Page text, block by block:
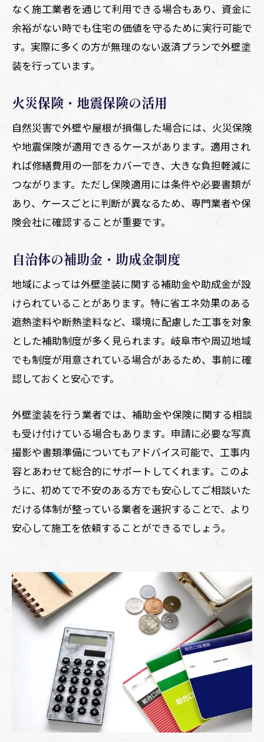
なく施工業者を通じて利用できる場合もあり、資金に
余裕がない時でも住宅の価値を守るために実行可能で
す。実際に多くの方が無理のない返済プランで外壁塗
装を行っています。
火災保険・地震保険の活用
自然災害で外壁や屋根が損傷した場合には、火災保険
や地震保険が適用できるケースがあります。適用され
れば修繕費用の一部をカバーでき、大きな負担軽減に
つながります。ただし保険適用には条件や必要書類が
あり、ケースごとに判断が異なるため、専門業者や保
険会社に確認することが重要です。
自治体の補助金・助成金制度
地域によっては外壁塗装に関する補助金や助成金が設
けられていることがあります。特に省エネ効果のある
遮熱塗料や断熱塗料など、環境に配慮した工事を対象
とした補助制度が多く見られます。岐阜市や周辺地域
でも制度が用意されている場合があるため、事前に確
認しておくと安心です。
外壁塗装を行う業者では、補助金や保険に関する相談
も受け付けている場合もあります。申請に必要な写真
撮影や書類準備についてもアドバイス可能で、工事内
容とあわせて総合的にサポートしてくれます。このよ
うに、初めてで不安のある方でも安心してご相談いた
だける体制が整っている業者を選択することで、より
安心して施工を依頼することができるでしょう。